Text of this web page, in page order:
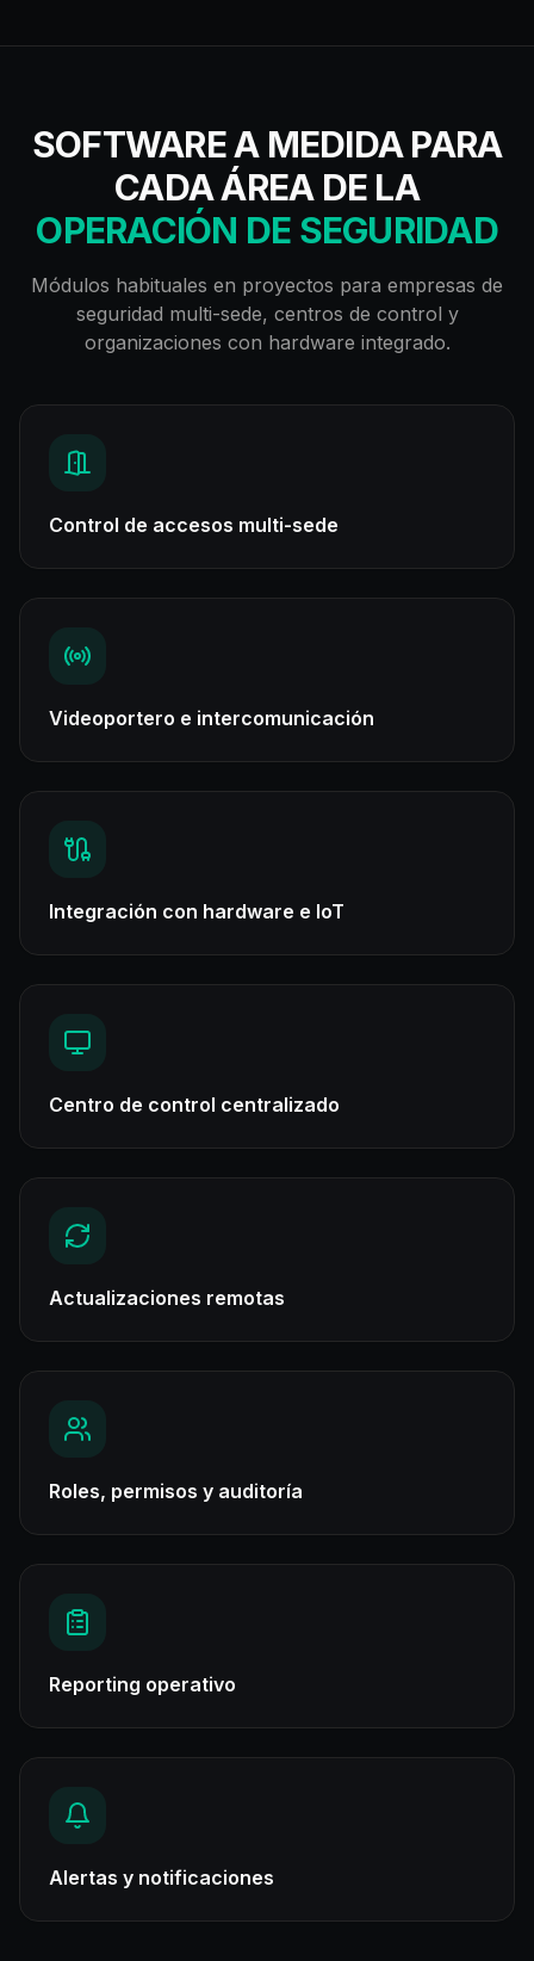
SOFTWARE A MEDIDA PARA
CADA ÁREA DE LA
OPERACIÓN DE SEGURIDAD
Módulos habituales en proyectos para empresas de
seguridad multi-sede, centros de control y
organizaciones con hardware integrado.
Control de accesos multi-sede
Videoportero e intercomunicación
Integración con hardware e IoT
Centro de control centralizado
Actualizaciones remotas
Roles, permisos y auditoría
Reporting operativo
Alertas y notificaciones